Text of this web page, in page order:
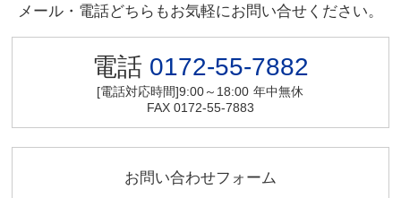
メール・電話どちらもお気軽にお問い合せください。
電話 0172-55-7882
[電話対応時間]9:00～18:00 年中無休
FAX 0172-55-7883
お問い合わせフォーム